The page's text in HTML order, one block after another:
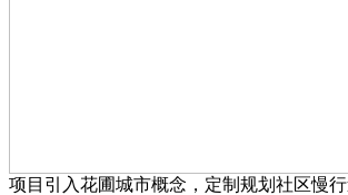
项目引入花圃城市概念，定制规划社区慢